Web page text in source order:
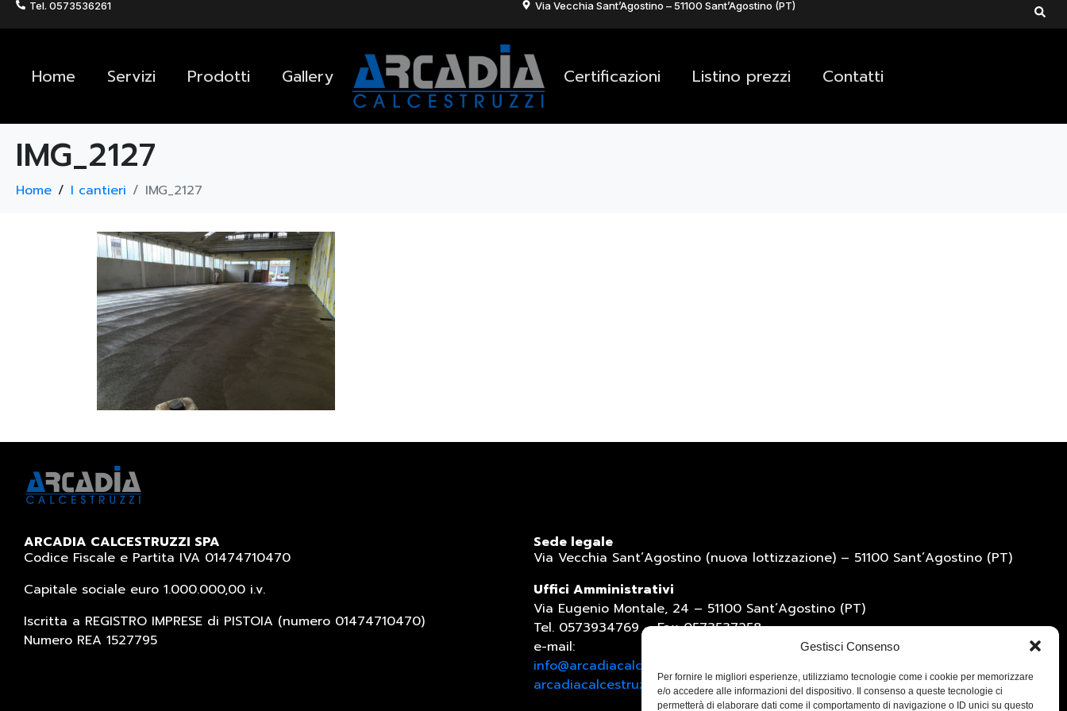
Gestisci Consenso
Per fornire le migliori esperienze, utilizziamo tecnologie come i cookie per memorizzare
e/o accedere alle informazioni del dispositivo. Il consenso a queste tecnologie ci
permetterà di elaborare dati come il comportamento di navigazione o ID unici su questo
Tel. 0573536261 Via Vecchia Sant’Agostino – 51100 Sant’Agostino (PT)
Home Servizi Prodotti Gallery Certificazioni Listino prezzi Contatti
IMG_2127
Home I cantieri IMG_2127
ARCADIA CALCESTRUZZI SPA
Codice Fiscale e Partita IVA 01474710470
Capitale sociale euro 1.000.000,00 i.v.
Iscritta a REGISTRO IMPRESE di PISTOIA (numero 01474710470)
Numero REA 1527795
Sede legale
Via Vecchia Sant’Agostino (nuova lottizzazione) – 51100 Sant’Agostino (PT)
Uffici Amministrativi
Via Eugenio Montale, 24 – 51100 Sant’Agostino (PT)
Tel. 0573934769 – Fax 0573537258
e-mail:
info@arcadiacalcestruzzi.it
arcadiacalcestruzzi@pec.it